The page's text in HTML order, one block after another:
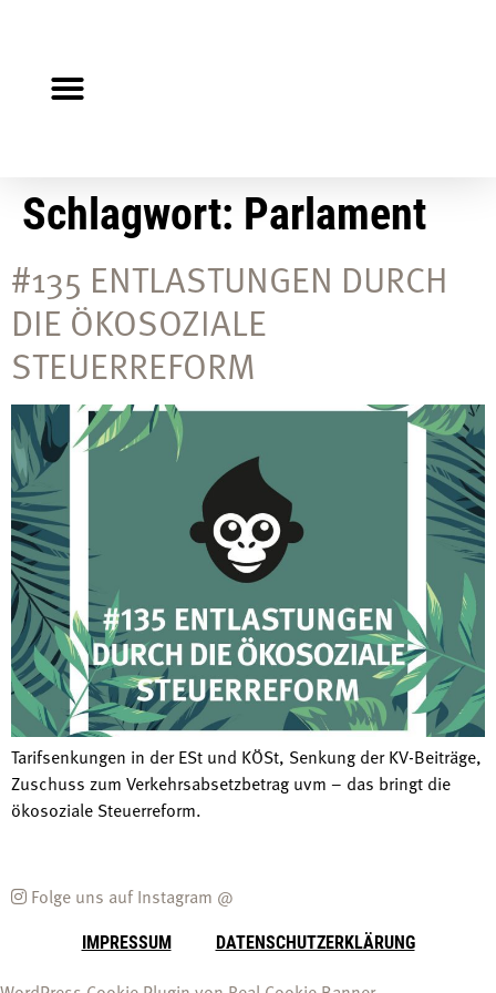
Schlagwort: Parlament
#135 ENTLASTUNGEN DURCH
DIE ÖKOSOZIALE
STEUERREFORM
Tarifsenkungen in der ESt und KÖSt, Senkung der KV-Beiträge,
Zuschuss zum Verkehrsabsetzbetrag uvm – das bringt die
ökosoziale Steuerreform.
Folge uns auf Instagram @
IMPRESSUM DATENSCHUTZERKLÄRUNG